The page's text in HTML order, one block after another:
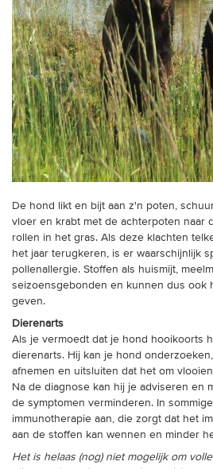
Inlog leden / officials
Over ons
Contact & support
Veelgestelde vragen
Vacatures
De hond likt en bijt aan z'n poten,
vloer en krabt met de achterpoten naar
rollen in het gras. Als deze klachten
het jaar terugkeren, is er waarschijnlijk
pollenallergie. Stoffen als huismijt,
seizoensgebonden en kunnen dus ook
geven.
Dierenarts
Als je vermoedt dat je hond hooikoorts
dierenarts. Hij kan je hond
afnemen en uitsluiten dat het om
Na de diagnose kan hij je adviseren en
de symptomen verminderen. In
immunotherapie aan, die zorgt dat het
aan de stoffen kan wennen en minder
Het is helaas (nog) niet mogelijk om